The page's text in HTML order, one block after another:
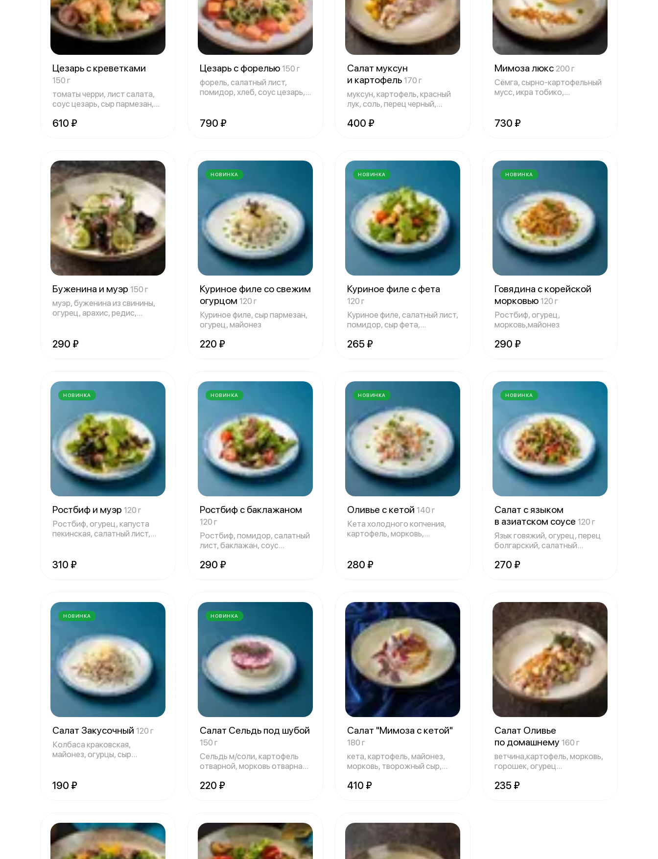
Цезарь с креветками
150 г
томаты черри, лист салата,
соус цезарь, сыр пармезан,
610 ₽
Цезарь с форелью 150 г
форель, салатный лист,
помидор, хлеб, соус цезарь,
790 ₽
Салат муксун
и картофель 170 г
муксун, картофель, красный
лук, соль, перец черный,
400 ₽
Мимоза люкс 200 г
Сёмга, сырно-картофельный
мусс, икра тобико,
730 ₽
Буженина и муэр 150 г
муэр, буженина из свинины,
огурец, арахис, редис,
290 ₽
НОВИНКА
Куриное филе со свежим
огурцом 120 г
Куриное филе, сыр пармезан,
огурец, майонез
220 ₽
НОВИНКА
Куриное филе с фета
120 г
Куриное филе, салатный лист,
помидор, сыр фета,
265 ₽
НОВИНКА
Говядина с корейской
морковью 120 г
Ростбиф, огурец,
морковь,майонез
290 ₽
НОВИНКА
Ростбиф и муэр 120 г
Ростбиф, огурец, капуста
пекинская, салатный лист,
310 ₽
НОВИНКА
Ростбиф с баклажаном
120 г
Ростбиф, помидор, салатный
лист, баклажан, соус
290 ₽
НОВИНКА
Оливье с кетой 140 г
Кета холодного копчения,
картофель, морковь,
280 ₽
НОВИНКА
Салат с языком
в азиатском соусе 120 г
Язык говяжий, огурец, перец
болгарский, салатный
270 ₽
НОВИНКА
Салат Закусочный 120 г
Колбаса краковская,
майонез, огурцы, сыр
190 ₽
НОВИНКА
Салат Сельдь под шубой
150 г
Сельдь м/соли, картофель
отварной, морковь отварная,
220 ₽
Салат "Мимоза с кетой"
180 г
кета, картофель, майонез,
морковь, творожный сыр,
410 ₽
Салат Оливье
по домашнему 160 г
ветчина,картофель, морковь,
горошек, огурец
235 ₽